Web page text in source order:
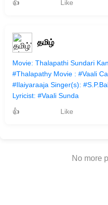
👍
Like
தமிழ்
Movie: Thalapathi Sundari
#Thalapathy Movie : #Vaali
#Ilaiyaraaja Singer(s):
Lyricist: #Vaali Sunda
👍
Like
No more